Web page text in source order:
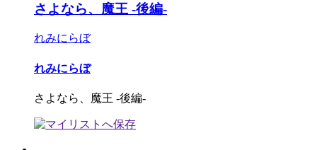
さよなら、魔王 -後編-
れみにらぼ
れみにらぼ
さよなら、魔王 -後編-